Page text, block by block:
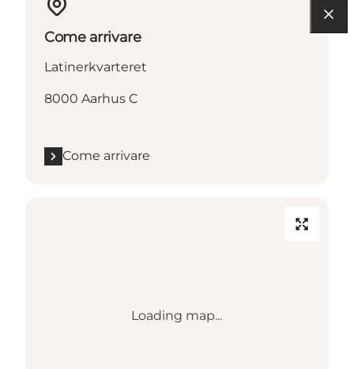
Come arrivare
Latinerkvarteret
8000 Aarhus C
Come arrivare
Loading map...